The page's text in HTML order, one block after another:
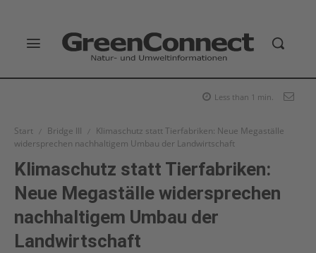
Less than 1 min.
Start Bridge III
Klimaschutz statt Tierfabriken: Neue Megaställe
widersprechen nachhaltigem Umbau der Landwirtschaft
Klimaschutz statt Tierfabriken:
Neue Megaställe widersprechen
nachhaltigem Umbau der
Landwirtschaft